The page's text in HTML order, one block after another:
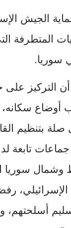
الجيش
المتطرفة
سوريا.
التركيز على
أوضاع
بتنظيم
تابعة
سوريا
الإسرائيلي،
أسلحتهم،